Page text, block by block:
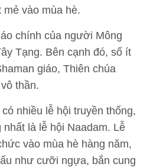
mẻ vào mùa hè.
chính của người Mông
Tạng. Bên cạnh đó, số ít
giáo, Thiên chúa
thần.
nhiều lễ hội truyền thống,
nhất là lễ hội Naadam. Lễ
vào mùa hè hàng năm,
như cưỡi ngựa, bắn cung